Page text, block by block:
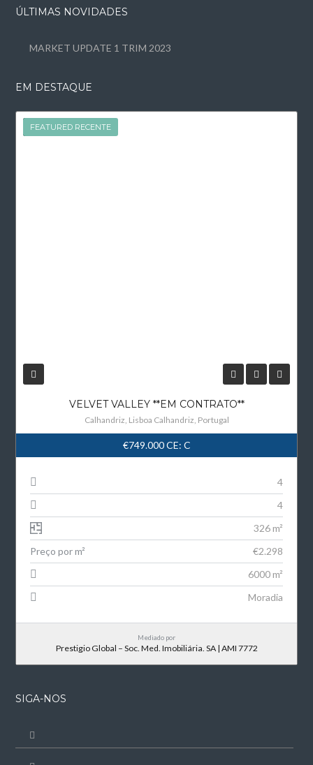
ÚLTIMAS NOVIDADES
MARKET UPDATE 1 TRIM 2023
EM DESTAQUE
FEATURED
FEATURED RECENTE
VELVET VALLEY **EM CONTRATO**
Calhandriz, Lisboa Calhandriz, Portugal
€749.000CE: C
4
4
326 m²
Preço por m²
€2.298
6000 m²
Moradia
Mediado por
Prestigio Global – Soc. Med. Imobiliária. SA | AMI 7772
SIGA-NOS